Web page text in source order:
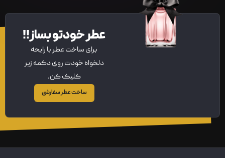
عطر خودتو بساز!!
برای ساخت عطر با رایحه
دلخواه خودت روی دکمه زیر
کلیک کن.
ساخت عطر سفارشی